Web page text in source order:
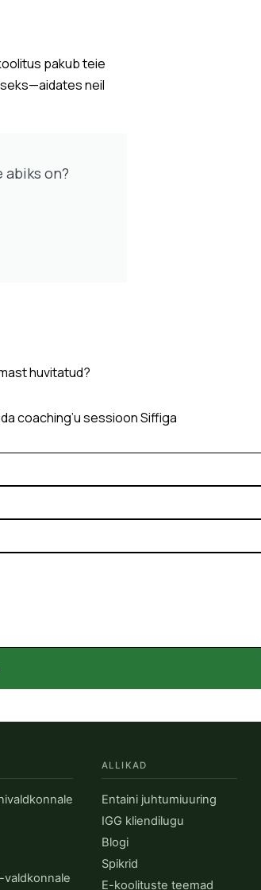
pakub teie
neil
on?
huvitatud?
coaching’u sessioon Siffiga
valdkonnale
ALLIKAD
Entaini juhtumiuuring
IGG kliendilugu
Blogi
Spikrid
E-koolituste teemad